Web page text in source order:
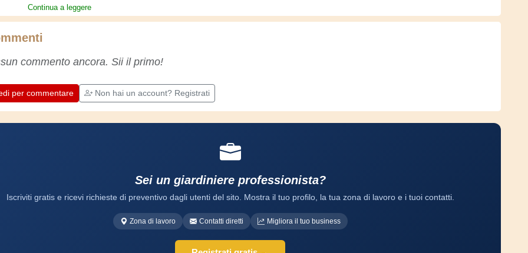
insegnato i primi rudimenti, fin da piccolo e da
allora ho fatto un sacco di esperienze.
fa apprezzare l'impegno che gli artigiani
Impariamo insieme, ogni giorno è una
Continua a leggere
commento ancora. Sii il primo!
per commentare Non hai un account? Registrati
Sei un giardiniere professionista?
Iscriviti gratis e ricevi richieste di preventivo dagli utenti del sito. Mostra il tuo profilo, la tua zona di lavoro e i tuoi contatti.
Zona di lavoro Contatti diretti Migliora il tuo business